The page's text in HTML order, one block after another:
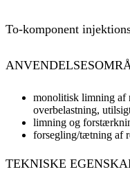
To-komponent
monolitisk limning af
overbelastning,
limning og
forsegling/tætning af
TEKNISKE